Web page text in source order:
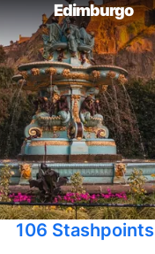
Edimburgo
106 Stashpoints